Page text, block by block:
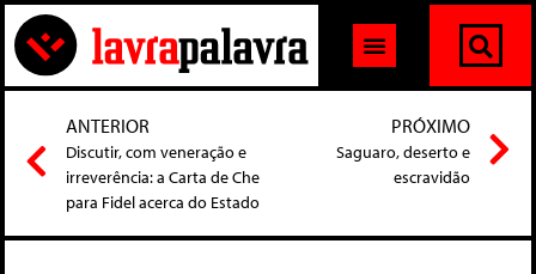
ANTERIOR
Discutir, com veneração e
irreverência: a Carta de Che
para Fidel acerca do Estado
PRÓXIMO
Saguaro, deserto e
escravidão